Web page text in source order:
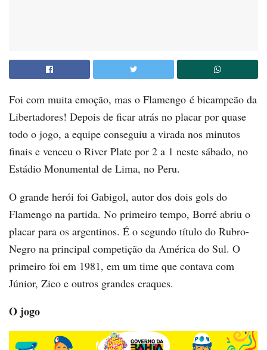
Foi com muita emoção, mas o Flamengo é bicampeão da
Libertadores! Depois de ficar atrás no placar por quase
todo o jogo, a equipe conseguiu a virada nos minutos
finais e venceu o River Plate por 2 a 1 neste sábado, no
Estádio Monumental de Lima, no Peru.
O grande herói foi Gabigol, autor dos dois gols do
Flamengo na partida. No primeiro tempo, Borré abriu o
placar para os argentinos. É o segundo título do Rubro-
Negro na principal competição da América do Sul. O
primeiro foi em 1981, em um time que contava com
Júnior, Zico e outros grandes craques.
O jogo